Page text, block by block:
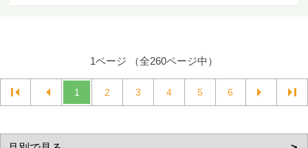
1ページ （全260ページ中）
1 2 3 4 5 6